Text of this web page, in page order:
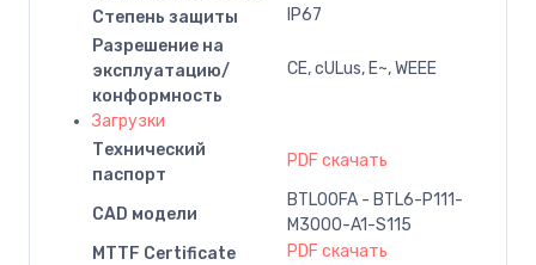
Степень защиты
IP67
Разрешение на
эксплуатацию/
конформность
CE, cULus, E~, WEEE
Загрузки
Технический
паспорт
PDF скачать
CAD модели
BTL00FA - BTL6-P111-
M3000-A1-S115
MTTF Certificate
PDF скачать